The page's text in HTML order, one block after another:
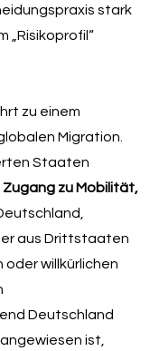
stark
„Risikoprofil“
zu einem
Migration.
Staaten
zu Mobilität,
aus Drittstaaten
willkürlichen
Deutschland
ist,